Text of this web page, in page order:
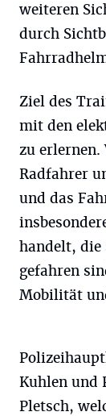
weiteren
durch
Ziel des
mit den
zu erlernen.
Radfahrer
und das
handelt, die
gefahren
Mobilität
Kuhlen und
Pletsch,